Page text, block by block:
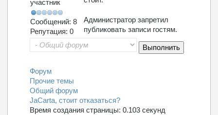
участник
Сообщений: 8
Репутация: 0
Администратор запретил
публиковать записи гостям.
Форум
Прочие темы
Общий форум
JaCarta, стоит отказаться?
Время создания страницы: 0.103 секунд